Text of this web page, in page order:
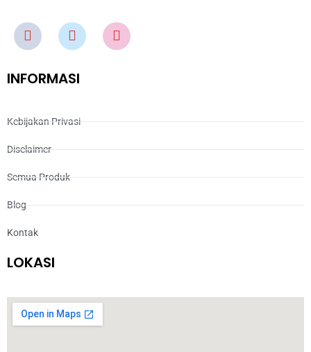
INFORMASI
Kebijakan Privasi
Disclaimer
Semua Produk
Blog
Kontak
LOKASI